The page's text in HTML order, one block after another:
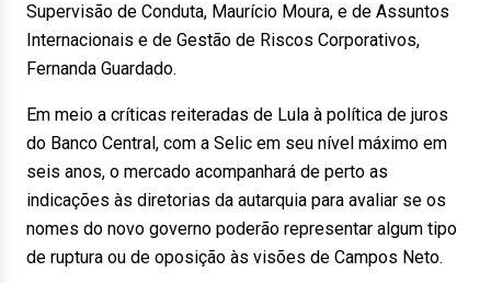
Supervisão de Conduta, Maurício Moura, e de Assuntos
Internacionais e de Gestão de Riscos Corporativos,
Fernanda Guardado.
Em meio a críticas reiteradas de Lula à política de juros
do Banco Central, com a Selic em seu nível máximo em
seis anos, o mercado acompanhará de perto as
indicações às diretorias da autarquia para avaliar se os
nomes do novo governo poderão representar algum tipo
de ruptura ou de oposição às visões de Campos Neto.